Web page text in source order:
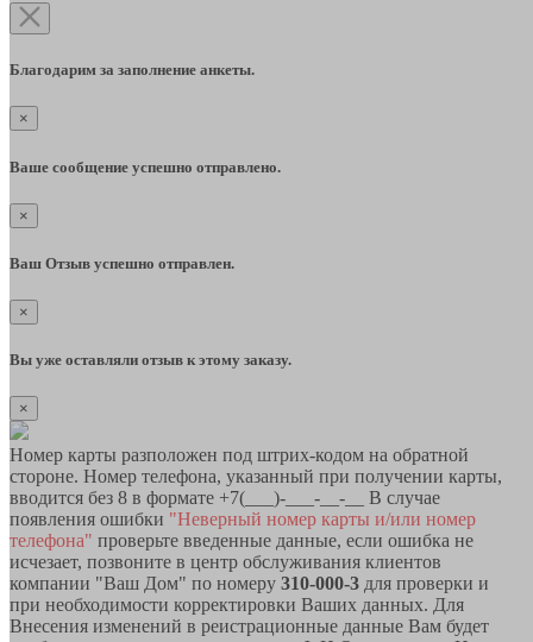
Благодарим за заполнение анкеты.
×
Ваше сообщение успешно отправлено.
×
Ваш Отзыв успешно отправлен.
×
Вы уже оставляли отзыв к этому заказу.
×
Номер карты разположен под штрих-кодом на обратной
стороне. Номер телефона, указанный при получении карты,
вводится без 8 в формате +7(___)-___-__-__ В случае
появления ошибки "Неверный номер карты и/или номер
телефона" проверьте введенные данные, если ошибка не
исчезает, позвоните в центр обслуживания клиентов
компании "Ваш Дом" по номеру 310-000-3 для проверки и
при необходимости корректировки Ваших данных. Для
Внесения изменений в реистрационные данные Вам будет